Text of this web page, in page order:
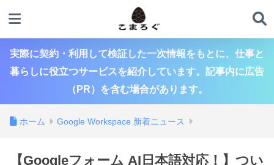
実際に契約・利用して検証した一次情報をもとに、仕事と
暮らしに役立つサービスを紹介しています。記事内に広告
（PR）を含む場合があります。
ホーム Google Workspace 新着ニュース
【Googleフォーム AI日本語対応！】つい